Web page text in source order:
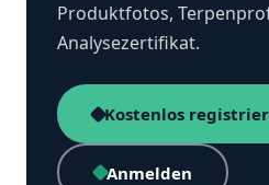
Produktfotos,
Analysezertifikat.
Kostenlos
Anmelden